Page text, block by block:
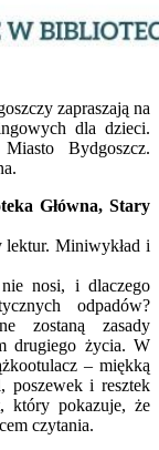
zapraszają na
dla dzieci.
Bydgoszcz.
Główna, Stary
lektur. Miniwykład i
nosi, i dlaczego
odpadów?
zostaną zasady
drugiego życia. W
– miękką
poszewek i resztek
który pokazuje, że
czytania.